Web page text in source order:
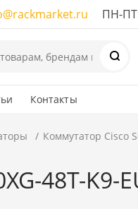
ПН-ПТ:
Контакты
Коммутатор Cisco
48T-K9-